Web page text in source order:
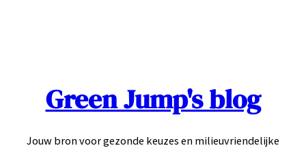
Green Jump's blog
Jouw bron voor gezonde keuzes en milieuvriendelijke